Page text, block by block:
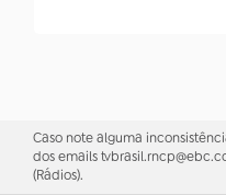
Caso note alguma
dos emails
(Rádios).